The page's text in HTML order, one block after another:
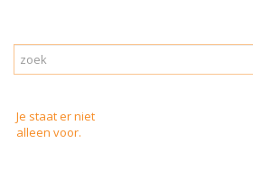
Je staat er niet
alleen voor.